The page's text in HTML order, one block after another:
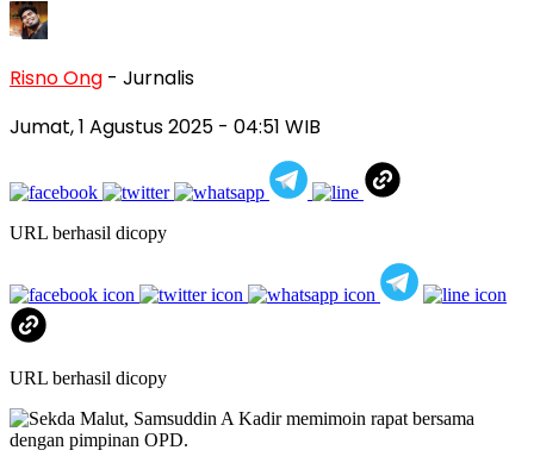
Risno Ong - Jurnalis
Jumat, 1 Agustus 2025 - 04:51 WIB
URL berhasil dicopy
URL berhasil dicopy